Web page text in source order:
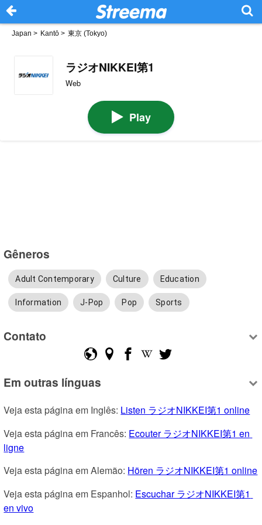
Japan > Kantō > 東京 (Tokyo)
ラジオNIKKEI第1
Web
Play
Gêneros
Adult Contemporary Culture Education
Information J-Pop Pop Sports
Contato
Em outras línguas
Veja esta página em Inglês: Listen ラジオNIKKEI第1 online
Veja esta página em Francês: Ecouter ラジオNIKKEI第1 en
ligne
Veja esta página em Alemão: Hören ラジオNIKKEI第1 online
Veja esta página em Espanhol: Escuchar ラジオNIKKEI第1
en vivo